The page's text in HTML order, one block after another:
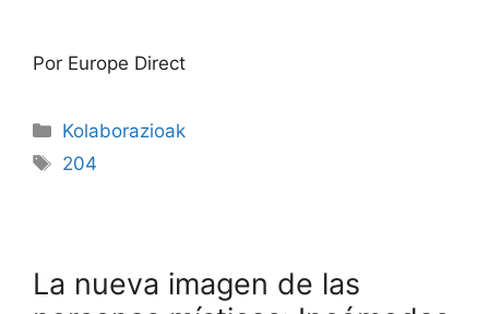
Por Europe Direct
Kolaborazioak
204
La nueva imagen de las